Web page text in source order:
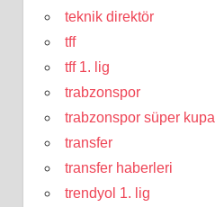
teknik direktör
tff
tff 1. lig
trabzonspor
trabzonspor süper kupa
transfer
transfer haberleri
trendyol 1. lig